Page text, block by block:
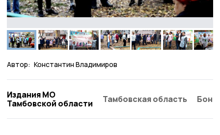
Автор: Константин Владимиров
Издания МО
Тамбовской области
Тамбовская область